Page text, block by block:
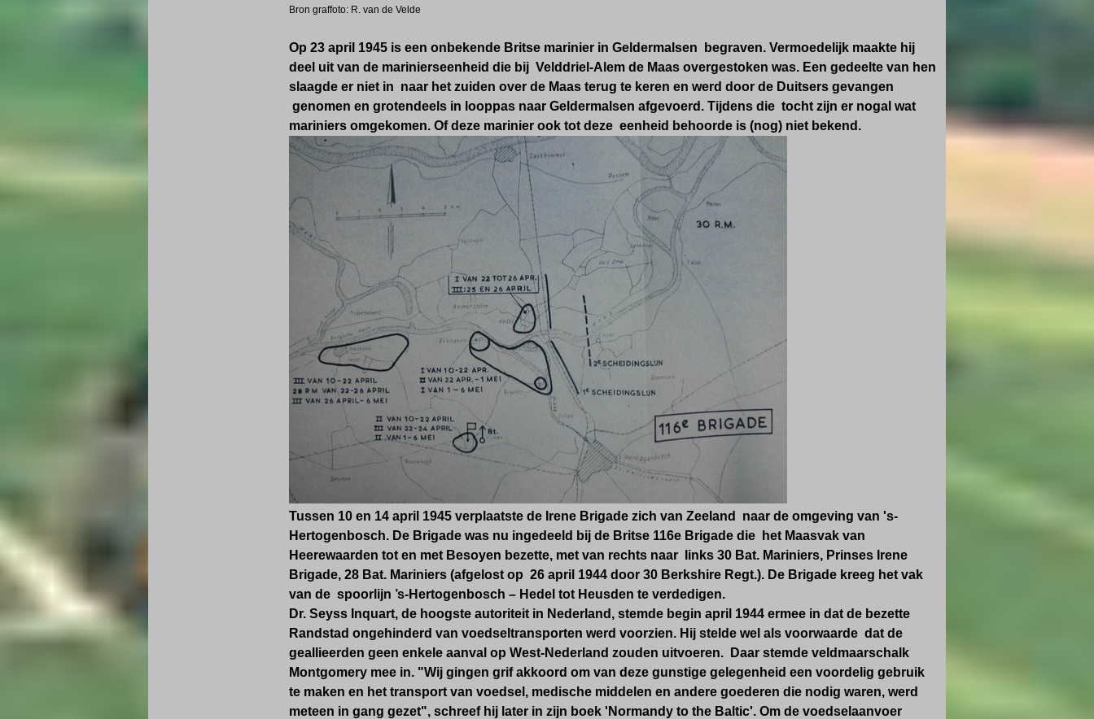
Bron graffoto: R. van de Velde
Op 23 april 1945 is een onbekende Britse marinier in Geldermalsen begraven. Vermoedelijk maakte hij
deel uit van de marinierseenheid die bij Velddriel-Alem de Maas overgestoken was. Een gedeelte van hen
slaagde er niet in naar het zuiden over de Maas terug te keren en werd door de Duitsers gevangen
genomen en grotendeels in looppas naar Geldermalsen afgevoerd. Tijdens die tocht zijn er nogal wat
mariniers omgekomen. Of deze marinier ook tot deze eenheid behoorde is (nog) niet bekend.
Tussen 10 en 14 april 1945 verplaatste de Irene Brigade zich van Zeeland naar de omgeving van 's-
Hertogenbosch. De Brigade was nu ingedeeld bij de Britse 116e Brigade die het Maasvak van
Heerewaarden tot en met Besoyen bezette, met van rechts naar links 30 Bat. Mariniers, Prinses Irene
Brigade, 28 Bat. Mariniers (afgelost op 26 april 1944 door 30 Berkshire Regt.). De Brigade kreeg het vak
van de spoorlijn ’s-Hertogenbosch – Hedel tot Heusden te verdedigen.
Dr. Seyss Inquart, de hoogste autoriteit in Nederland, stemde begin april 1944 ermee in dat de bezette
Randstad ongehinderd van voedseltransporten werd voorzien. Hij stelde wel als voorwaardedat de
geallieerden geen enkele aanval op West-Nederland zouden uitvoeren. Daar stemde veldmaarschalk
Montgomery mee in. "Wij gingen grif akkoord om van deze gunstige gelegenheid een voordelig gebruik
te maken en het transport van voedsel, medische middelen en andere goederen die nodig waren, werd
meteen in gang gezet", schreef hij later in zijn boek 'Normandy to the Baltic'. Om de voedselaanvoer